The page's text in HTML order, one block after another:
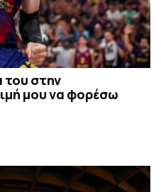
του στην
μου να φορέσω